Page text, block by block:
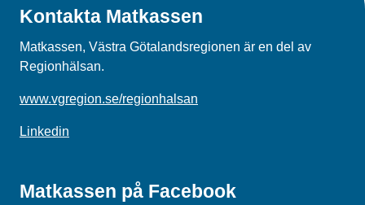
Kontakta Matkassen
Matkassen, Västra Götalandsregionen är en del av
Regionhälsan.
www.vgregion.se/regionhalsan
Linkedin
Matkassen på Facebook